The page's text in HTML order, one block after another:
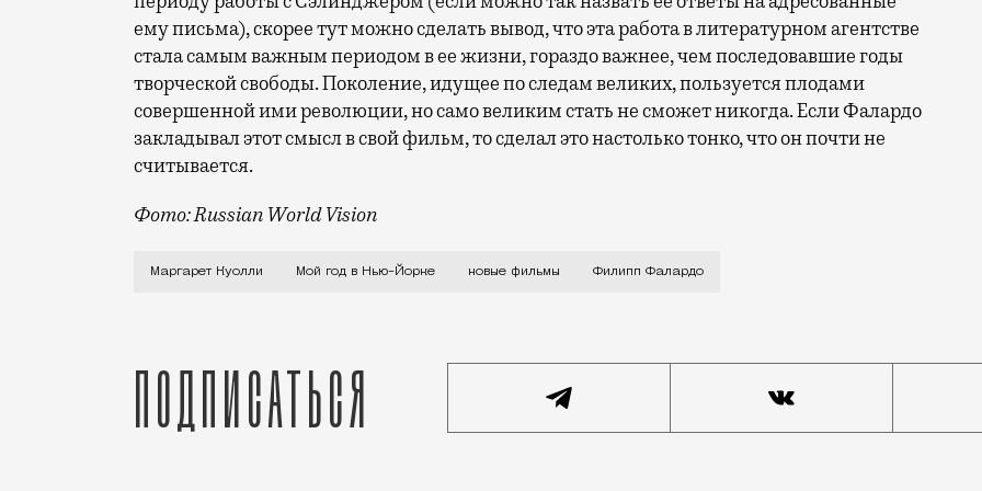
ему письма), скорее тут можно сделать вывод, что эта работа в литературном агентстве
стала самым важным периодом в ее жизни, гораздо важнее, чем последовавшие годы
творческой свободы. Поколение, идущее по следам великих, пользуется плодами
совершенной ими революции, но само великим стать не сможет никогда. Если Фалардо
закладывал этот смысл в свой фильм, то сделал это настолько тонко, что он почти не
считывается.
Фото: Russian World Vision
Девочка получает хорошее образование и идет штурмовать вершины издательского
Маргарет Куолли Мой год в Нью-Йорке новые фильмы Филипп Фалардо
Подписаться